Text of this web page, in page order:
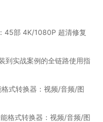
45部 4K/1080P 超清修复
到实战案例的全链路使用指
式转换器：视频/音频/图
格式转换器：视频/音频/图